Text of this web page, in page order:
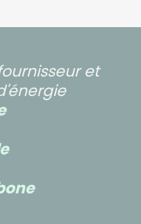
et